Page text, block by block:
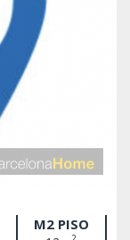
M2 PISO